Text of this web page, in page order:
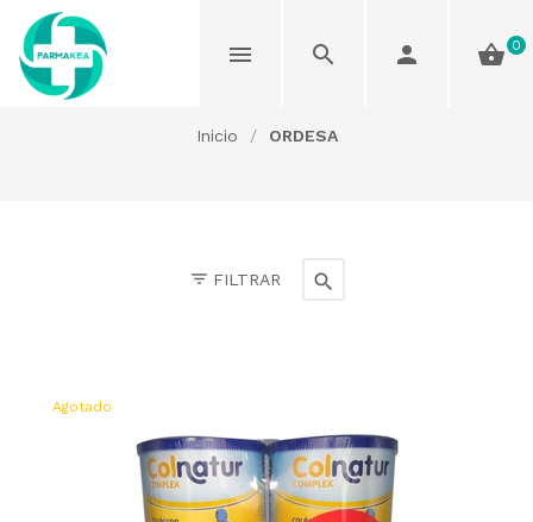
0
ORDESA
Inicio / ORDESA
FILTRAR
Agotado